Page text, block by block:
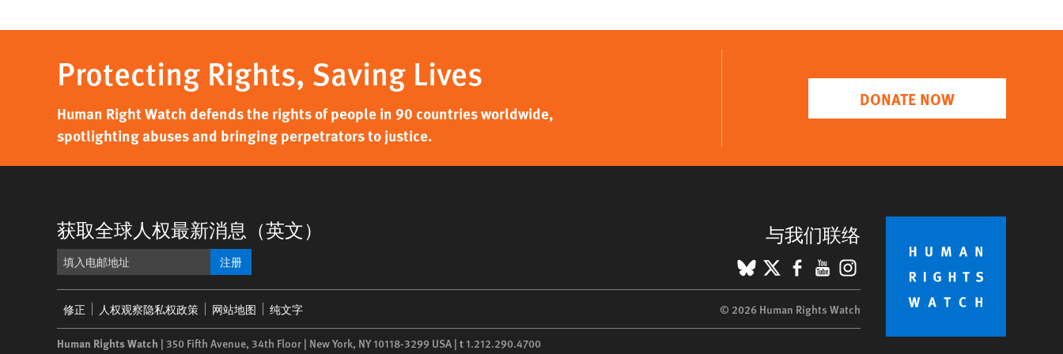
Protecting Rights, Saving Lives
Human Right Watch defends the rights of people in 90 countries worldwide,
spotlighting abuses and bringing perpetrators to justice.
DONATE NOW
获取全球人权最新消息（英文）
注册
与我们联络
BlueSky
X Facebook
YouTube
Instagram
menu
修正 人权观察隐私权政策 网站地图 纯文字 © 2026 Human Rights Watch
Human Rights Watch | 350 Fifth Avenue, 34th Floor | New York, NY10118-3299 USA | t1.212.290.4700